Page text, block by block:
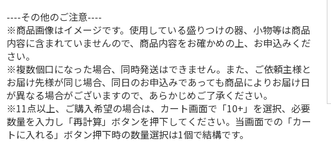
----その他のご注意----
※商品画像はイメージです。使用している盛りつけの器、小物等は商品
内容に含まれていませんので、商品内容をお確かめの上、お申込みくだ
さい。
※複数個口になった場合、同時発送はできません。また、ご依頼主様と
お届け先様が同じ場合、同日のお申込みであっても商品によりお届け日
が異なる場合がございますので、あらかじめご了承ください。
※11点以上、ご購入希望の場合は、カート画面で「10+」を選択、必要
数量を入力し「再計算」ボタンを押下してください。当画面での「カー
トに入れる」ボタン押下時の数量選択は1個で結構です。